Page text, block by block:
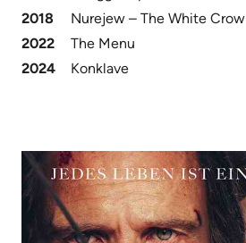
2018
Nurejew – The White Crow
2022
The Menu
2024
Konklave